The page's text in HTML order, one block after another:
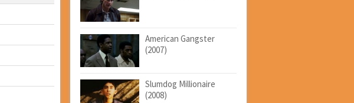
American Gangster
(2007)
Slumdog Millionaire
(2008)